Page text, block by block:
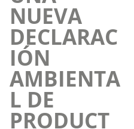
NUEVA
DECLARAC
IÓN
AMBIENTA
L DE
PRODUCT